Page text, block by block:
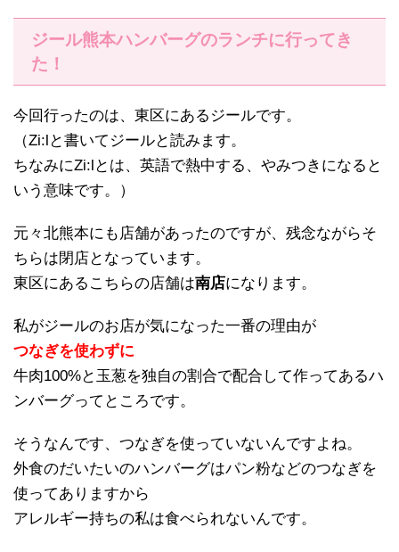
ジール熊本ハンバーグのランチに行ってき
た！
今回行ったのは、東区にあるジールです。
（Zi:lと書いてジールと読みます。
ちなみにZi:lとは、英語で熱中する、やみつきになると
いう意味です。）
元々北熊本にも店舗があったのですが、残念ながらそ
ちらは閉店となっています。
東区にあるこちらの店舗は南店になります。
私がジールのお店が気になった一番の理由が
つなぎを使わずに
牛肉100%と玉葱を独自の割合で配合して作ってあるハ
ンバーグってところです。
そうなんです、つなぎを使っていないんですよね。
外食のだいたいのハンバーグはパン粉などのつなぎを
使ってありますから
アレルギー持ちの私は食べられないんです。